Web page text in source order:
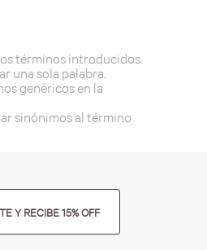
términos introducidos.
una sola palabra.
genéricos en la
sinónimos al término
Y RECIBE 15% OFF